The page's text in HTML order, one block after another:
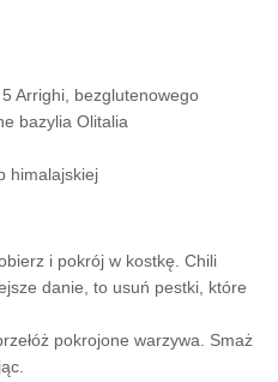
Arrighi, bezglutenowego
bazylia Olitalia
himalajskiej
i pokrój w kostkę. Chili
danie, to usuń pestki, które
pokrojone warzywa. Smaż